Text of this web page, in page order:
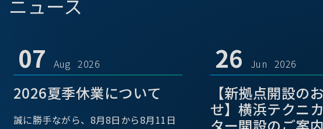
ニュース
07 Aug 2026
2026夏季休業について
誠に勝手ながら、8月8日から8月11日
26 Jun 2026
【新拠点開設の
せ】横浜テクニ